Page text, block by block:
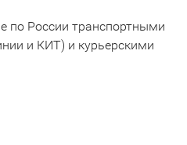
по России транспортными
и КИТ) и курьерскими